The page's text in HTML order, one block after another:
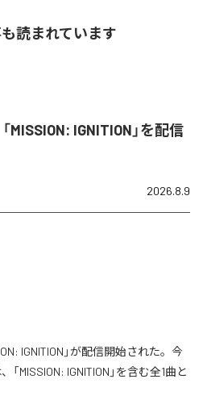
読まれています
IGNITION」を配信
2026.8.9
IGNITION」が配信開始された。今
MISSION: IGNITION」を含む全1曲と